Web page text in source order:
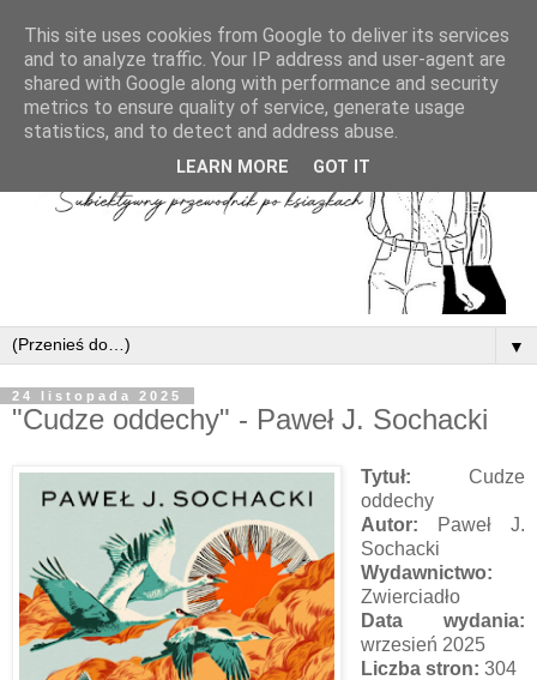
▼
24 listopada 2025
"Cudze oddechy" - Paweł J. Sochacki
Tytuł: Cudze
oddechy
Autor: Paweł J.
Sochacki
Wydawnictwo:
Zwierciadło
Data wydania:
wrzesień 2025
Liczba stron: 304
This site uses cookies from Google to deliver its services
and to analyze traffic. Your IP address and user-agent are
shared with Google along with performance and security
metrics to ensure quality of service, generate usage
statistics, and to detect and address abuse.
LEARN MORE GOT IT